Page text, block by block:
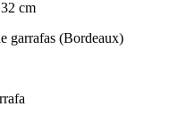
cm
garrafas (Bordeaux)